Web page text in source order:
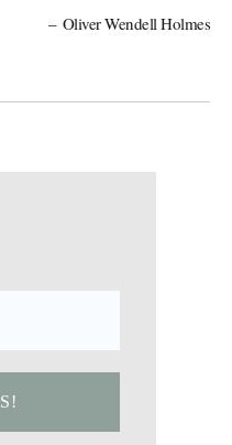
Oliver Wendell Holmes